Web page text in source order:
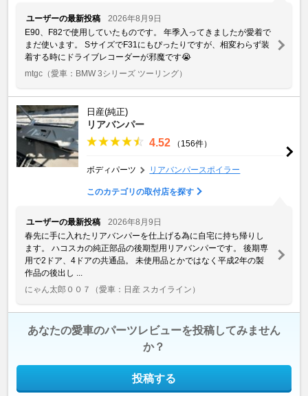
ユーザーの最新投稿
2026年8月9日
E90、F82で使用していたものです。 年季入ってきましたが愛着で
まだ使います。 SサイズでF31にもぴったりですが、相変わらず装
着する時にドライブレコーダーが邪魔です😭
mtgc （愛車：BMW 3シリーズ ツーリング）
日産(純正)
リアバンパー
4.52 （156件）
ボディパーツ リアバンパースポイラー
このカテゴリの取付店を探す
ユーザーの最新投稿
2026年8月9日
春先に手に入れたリアバンパーを仕上げる為に自宅に持ち帰りし
ます。 ハコスカの純正部品の後期型用リアバンパーです。 後期専
用で2ドア、4ドアの共通品。 未使用品とかではなく平成2年の製
作品の後出し ...
にゃん太郎００７
（愛車：日産 スカイライン）
あなたの愛車のパーツレビューを投稿してみません
か？
投稿する